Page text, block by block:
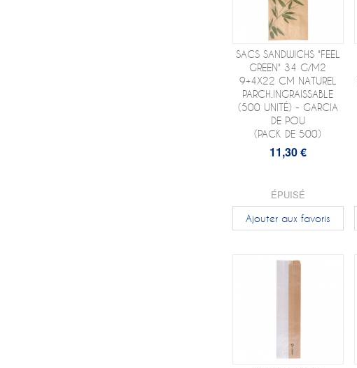
SACS SANDWICHS "FEEL
GREEN" 34 G/M2
9+4X22 CM NATUREL
PARCH.INGRAISSABLE
(500 UNITÉ) - GARCIA
DE POU
(PACK DE 500)
11,30 €
ÉPUISÉ
Ajouter aux favoris